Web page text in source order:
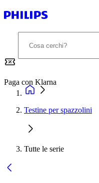
Paga con Klarna
Testine per spazzolini
Tutte le serie